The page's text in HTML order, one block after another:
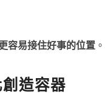
容易接住好事的位置 。
造容器